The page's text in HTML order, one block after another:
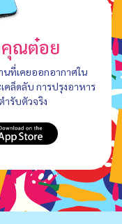
ณต๋อย
นที่เคยออกอากาศใน
ล็ดลับ การปรุงอาหาร
ำรับตัวจริง